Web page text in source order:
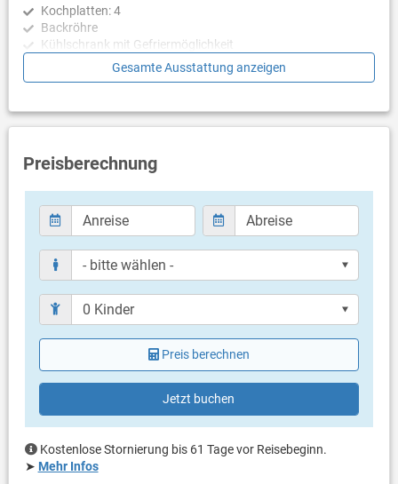
eigenen Badezimmer mit Dusche, Klimaanlage und einem
Ausgang zu einer Terrasse mit einem Tisch für zwei Personen.
Auf dieser Ebene befindet sich eine separate Toilette, die vom
Flur aus zugänglich ist.
mit einem Hauptschlafzimmer Nr. 2 mit einem Kingsize-Bett 180
Schlafzimmer Nr. 3 mit Kingsize-Bett 180 x 200 cm mit Balkon
und Meerblick, Klimaanlage, en-suite Badezimmer mit Dusche
und eigenem Ausgang zum Balkon bietet; ein Schlafzimmer Nr. 4
mit Kingsize-Bett 180 x 200 cm, einem Futon, Klimaanlage und
eigenem Bad mit Dusche. Jedes Schlafzimmer hat Glaswände
dieser Ebene befindet sich eine Waschküche mit
Waschmaschine und Trockner.
Die Villa befindet sich oberhalb der Küstenstraße in Duće und es
sind 4 Garagenplätze gesichert. Die Grundstücksgröße beträgt
660 m² und ist komplett eingezäunt (die Villa selbst ist 290 m²
groß). Die beliebtesten Touristenattraktionen an der
der Stadt Trogir, die 45 Minuten entfernt ist, und bis zu 1,5
Stunden Fahrt, um die wunderschönen Krka-Wasserfälle
Kochplatten: 4
Backröhre
Kühlschrank mit Gefriermöglichkeit
Kaffeemaschine
Toaster
Geschirrspülmaschine
Schlafzimmer
Schlafzimmer mit Doppelbett
Schlafzimmer mit Doppelbett
Schlafzimmer mit Doppelbett
Badezimmer
Bad mit WC, Dusche
Bad mit WC, Dusche
Bad mit WC, Dusche
Balkon & Terrasse
eigene Terrasse
überdacht
Gesamte Ausstattung anzeigen
Preisberechnung
Preis berechnen
Jetzt buchen
Kostenlose Stornierung bis 61 Tage vor Reisebeginn.
➤ Mehr Infos